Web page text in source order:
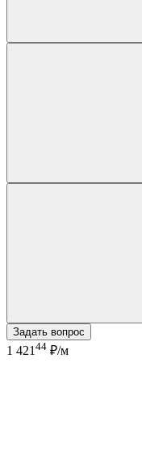
Задать вопрос
1 421 44 ₽/м